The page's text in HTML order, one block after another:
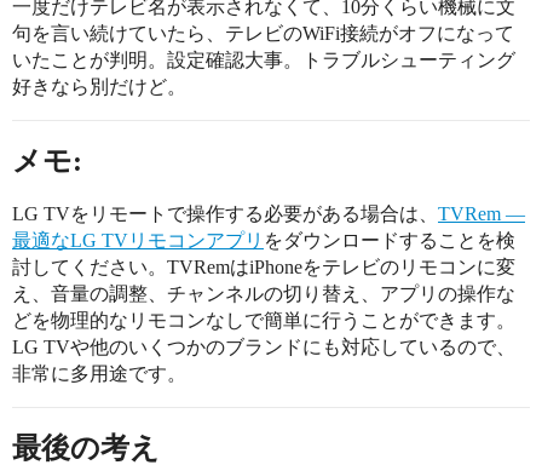
一度だけテレビ名が表示されなくて、10分くらい機械に文
句を言い続けていたら、テレビのWiFi接続がオフになって
いたことが判明。設定確認大事。トラブルシューティング
好きなら別だけど。
メモ:
LG TVをリモートで操作する必要がある場合は、 TVRem —
最適なLG TVリモコンアプリ をダウンロードすることを検
討してください。TVRemはiPhoneをテレビのリモコンに変
え、音量の調整、チャンネルの切り替え、アプリの操作な
どを物理的なリモコンなしで簡単に行うことができます。
LG TVや他のいくつかのブランドにも対応しているので、
非常に多用途です。
最後の考え